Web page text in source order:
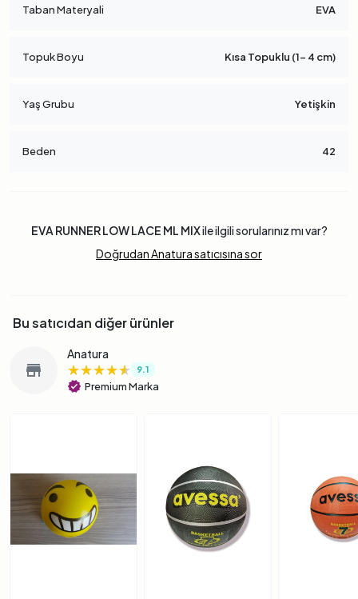
Taban Materyali EVA
Topuk Boyu Kısa Topuklu (1- 4 cm)
Yaş Grubu Yetişkin
Beden 42
EVA RUNNER LOW LACE ML MIXile ilgili sorularınız mı var?
Doğrudan Anatura satıcısına sor
Bu satıcıdan diğer ürünler
store
Anatura
★★★★★
★★★★★
★★★★★ 9.1
verified Premium Marka